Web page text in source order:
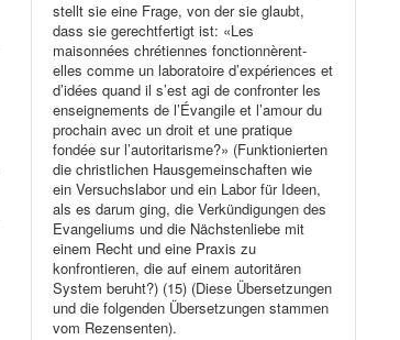
stellt sie eine Frage, von der sie glaubt,
dass sie gerechtfertigt ist: «Les
maisonnées chrétiennes fonctionnèrent-
elles comme un laboratoire d’expériences et
d’idées quand il s’est agi de confronter les
enseignements de l’Évangile et l’amour du
prochain avec un droit et une pratique
fondée sur l’autoritarisme?» (Funktionierten
die christlichen Hausgemeinschaften wie
ein Versuchslabor und ein Labor für Ideen,
als es darum ging, die Verkündigungen des
Evangeliums und die Nächstenliebe mit
einem Recht und eine Praxis zu
konfrontieren, die auf einem autoritären
System beruht?) (15) (Diese Übersetzungen
und die folgenden Übersetzungen stammen
vom Rezensenten).